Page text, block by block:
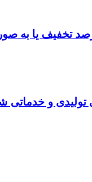
تخفیف یا به
تولیدی و